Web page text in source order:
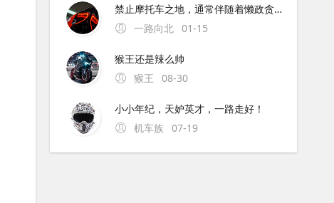
禁止摩托车之地，通常伴随着懒政贪官。为解禁摩的地方点赞！
一路向北 01-15
猴王还是辣么帅
猴王
08-30
小小年纪，天妒英才，一路走好！
机车族
07-19